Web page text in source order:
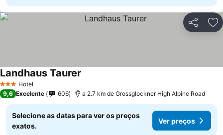
Partilhar
3 EstrelasHotel
Landhaus Taurer
9,6 Excelente 606 a 2.7 km de Grossglockner High Alpine Road
Selecione as datas para ver os preços
exatos.
Ver preços